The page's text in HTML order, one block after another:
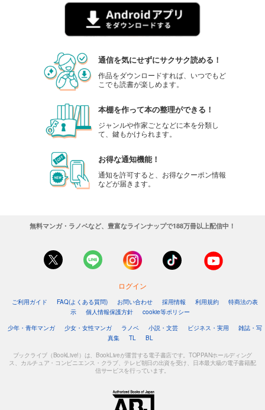
通信を気にせずにサクサク読める！
作品をダウンロードすれば、いつでもど
こでも読書が楽しめます。
本棚を作って本の整理ができる！
ジャンルや作家ごとなどに本を分類し
て、鍵もかけられます。
お得な通知機能！
通知を許可すると、お得なクーポン情報
などが届きます。
無料マンガ・ラノベなど、豊富なラインナップで188万冊以上配信中！
ログイン
ご利用ガイド FAQ(よくある質問) お問い合わせ 採用情報 利用規約
特商法の表
示
個人情報保護方針
cookie等ポリシー
少年・青年マンガ
少女・女性マンガ ラノベ 小説・文芸 ビジネス・実用
雑誌・写
真集
TL BL
ブックライブ（BookLive!）は、BookLiveが運営する電子書店です。TOPPANホールディング
ス、カルチュア・コンビニエンス・クラブ、テレビ朝日の出資を受け、日本最大級の電子書籍配
信サービスを行っています。